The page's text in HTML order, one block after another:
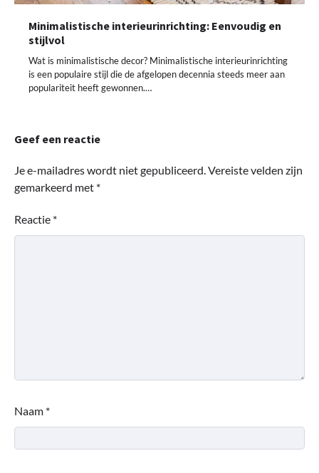
Minimalistische interieurinrichting: Eenvoudig en
stijlvol
Wat is minimalistische decor? Minimalistische interieurinrichting
is een populaire stijl die de afgelopen decennia steeds meer aan
populariteit heeft gewonnen.…
Geef een reactie
Je e-mailadres wordt niet gepubliceerd.Vereiste velden zijn
gemarkeerd met *
Reactie *
Naam *